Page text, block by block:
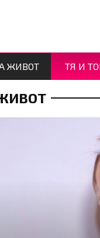
ЖИВОТ ТЯ И